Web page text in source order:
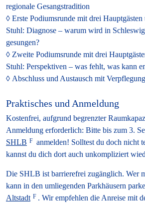
regionale Gesangstradition
Erste Podiumsrunde mit drei
Stuhl: Diagnose – warum wird in
gesungen?
Zweite Podiumsrunde mit drei
Stuhl: Perspektiven – was fehlt, was kann
Abschluss und Austausch mit Verpflegung
Praktisches und Anmeldung
Kostenfrei, aufgrund begrenzter
Anmeldung erforderlich: Bitte bis zum 3.
SHLB
anmelden! Solltest du doch nicht
kannst du dich dort auch unkompliziert
Die SHLB ist barrierefrei zugänglich. Wer
kann in den umliegenden Parkhäusern
Altstadt
. Wir empfehlen die Anreise mit